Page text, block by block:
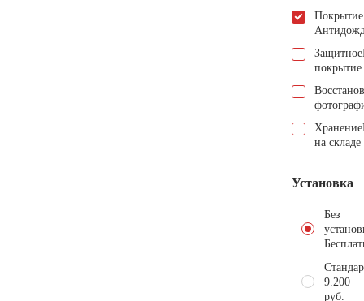
Покрытие
Защитное
покрытие
Хранение
на складе
Установка
Без
9.200
руб.